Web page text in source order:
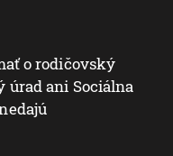
o rodičovský
úrad ani Sociálna